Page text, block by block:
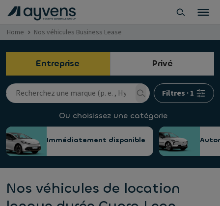
Home Nos véhicules Business Lease
Entreprise Privé
Filtres ·1
Ou choisissez une catégorie
Immédiatement disponible
Nos véhicules de location